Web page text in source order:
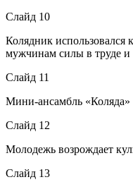
Слайд 10
Колядник использовался
мужчинам силы в труде
Слайд 11
Мини-ансамбль «Коляда»
Слайд 12
Молодежь возрождает
Слайд 13